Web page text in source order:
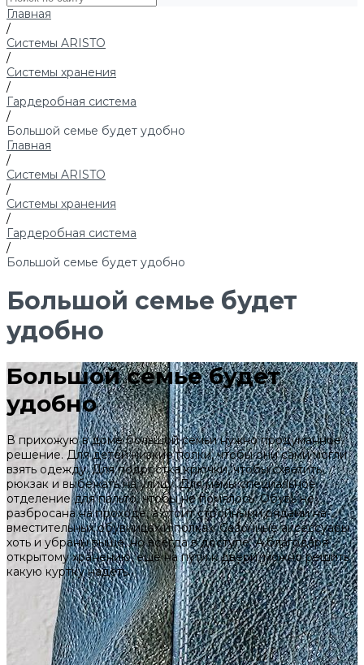
Главная
/
Системы ARISTO
/
Системы хранения
/
Гардеробная система
/
Большой семье будет удобно
Главная
/
Системы ARISTO
/
Системы хранения
/
Гардеробная система
/
Большой семье будет удобно
Большой семье будет
удобно
Большой семье будет
удобно
В прихожую в доме большой семьи нужно продуманное
решение. Для детей низкие полки, чтобы они сами могли
взять одежду. Для подростка крючки, чтобы схватить
рюкзак и выбежать на улицу. Для мамы специальное
отделение для пальто, чтобы не помялось. Обувь не
разбросана на проходе, а стоит стройными рядами на
вместительных обувницах и полках. Сезонные аксессуары
хоть и убраны выше, но всегда в доступе. А благодаря
открытому хранению, ещё на пути к двери, можно решить
какую куртку надеть.